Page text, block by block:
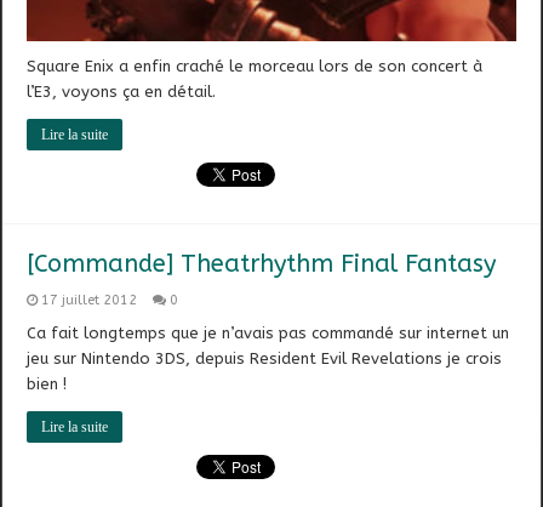
Square Enix a enfin craché le morceau lors de son concert à
l’E3, voyons ça en détail.
Lire la suite
[Commande] Theatrhythm Final Fantasy
17 juillet 2012 0
Ca fait longtemps que je n’avais pas commandé sur internet un
jeu sur Nintendo 3DS, depuis Resident Evil Revelations je crois
bien !
Lire la suite